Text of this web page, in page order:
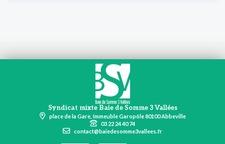
Syndicat mixte Baie de Somme 3 Vallées
place de la Gare, Immeuble Garopôle 80100 Abbeville
03 22 24 40 74
contact@baiedesomme3vallees.fr